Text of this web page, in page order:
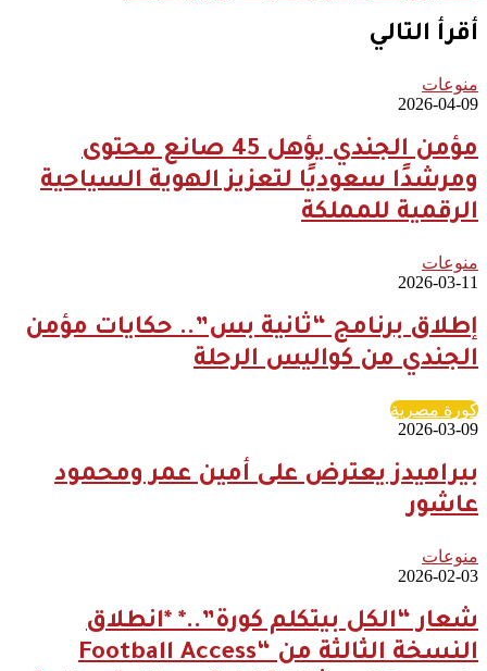
أقرأ التالي
منوعات
2026-04-09
مؤمن الجندي يؤهل 45 صانع محتوى
ومرشدًا سعوديًا لتعزيز الهوية السياحية
الرقمية للمملكة
منوعات
2026-03-11
إطلاق برنامج “ثانية بس”.. حكايات مؤمن
الجندي من كواليس الرحلة
كورة مصرية
2026-03-09
بيراميدز يعترض على أمين عمر ومحمود
عاشور
منوعات
2026-02-03
شعار “الكل بيتكلم كورة”..* *انطلاق
النسخة الثالثة من “Football Access